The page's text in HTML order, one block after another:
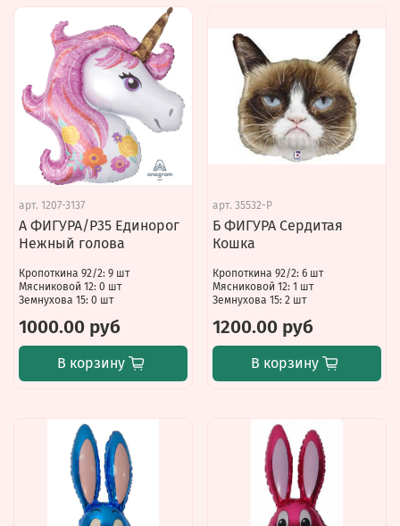
арт. 1207-3137
А ФИГУРА/P35 Единорог
Нежный голова
Кропоткина 92/2: 9 шт
Мясниковой 12: 0 шт
Земнухова 15: 0 шт
1000.00 руб
В корзину
арт. 35532-P
Б ФИГУРА Сердитая
Кошка
Кропоткина 92/2: 6 шт
Мясниковой 12: 1 шт
Земнухова 15: 2 шт
1200.00 руб
В корзину